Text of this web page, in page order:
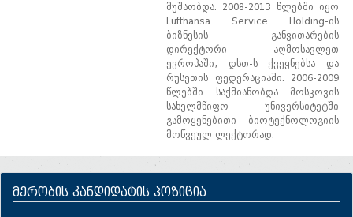
მუშაობდა. 2008-2013 წლებში იყო
Lufthansa Service Holding-ის
ბიზნესის განვითარების
დირექტორი აღმოსავლეთ
ევროპაში, დსთ-ს ქვეყნებსა და
რუსეთის ფედერაციაში. 2006-2009
წლებში საქმიანობდა მოსკოვის
სახელმწიფო უნივერსიტეტში
გამოყენებითი ბიოტექნოლოგიის
მოწვეულ ლექტორად.
მერობის კანდიდატის პოზიცია